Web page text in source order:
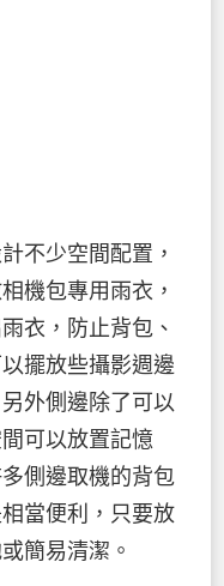
不少空間配置，
機包專用雨衣，
衣，防止背包、
擺放些攝影週邊
外側邊除了可以
可以放置記憶
側邊取機的背包
當便利，只要放
簡易清潔。